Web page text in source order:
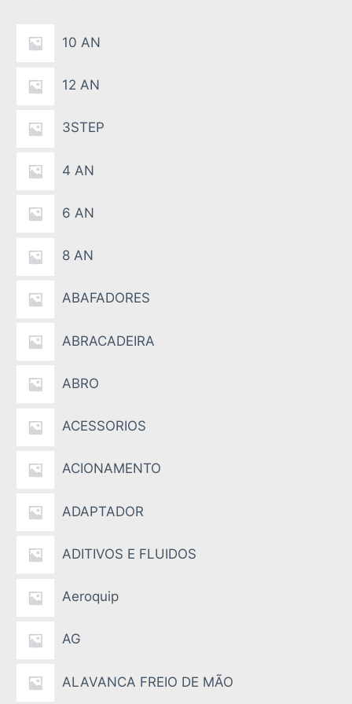
10 AN
12 AN
3STEP
4 AN
6 AN
8 AN
ABAFADORES
ABRACADEIRA
ABRO
ACESSORIOS
ACIONAMENTO
ADAPTADOR
ADITIVOS E FLUIDOS
Aeroquip
AG
ALAVANCA FREIO DE MÃO